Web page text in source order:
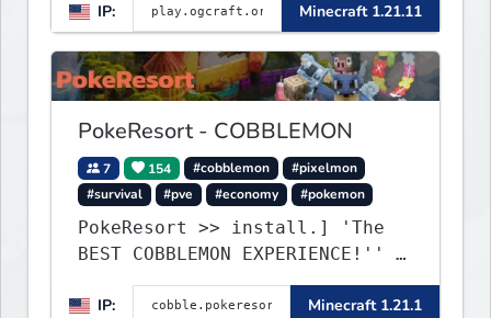
IP: Minecraft 1.21.11
PokeResort - COBBLEMON
7 154 #cobblemon
#pixelmon
#survival
#pve #economy #pokemon
PokeResort >> install.] 'The
BEST COBBLEMON EXPERIENCE!'' -
TripAdvisor[❤
IP:
Minecraft 1.21.1